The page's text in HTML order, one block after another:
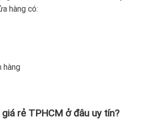
hàng có:
hàng
rẻ TPHCM ở đâu uy tín?